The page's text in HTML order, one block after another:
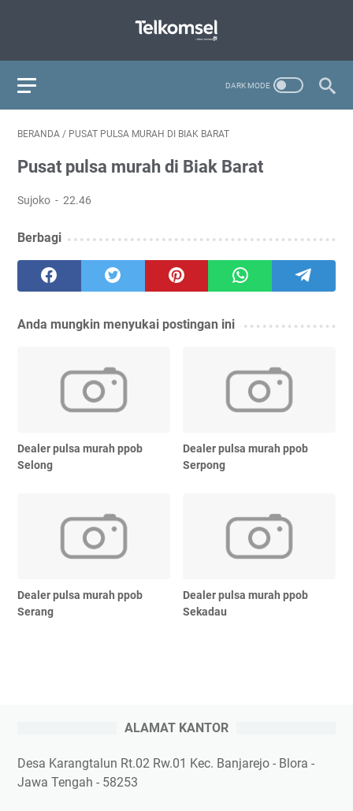
BERANDA / PUSAT PULSA MURAH DI BIAK BARAT
Pusat pulsa murah di Biak Barat
Sujoko 22.46
Berbagi
Anda mungkin menyukai postingan ini
Dealer pulsa murah ppob
Selong
Dealer pulsa murah ppob
Serpong
Dealer pulsa murah ppob
Serang
Dealer pulsa murah ppob
Sekadau
ALAMAT KANTOR
Desa Karangtalun Rt.02 Rw.01 Kec. Banjarejo - Blora -
Jawa Tengah - 58253